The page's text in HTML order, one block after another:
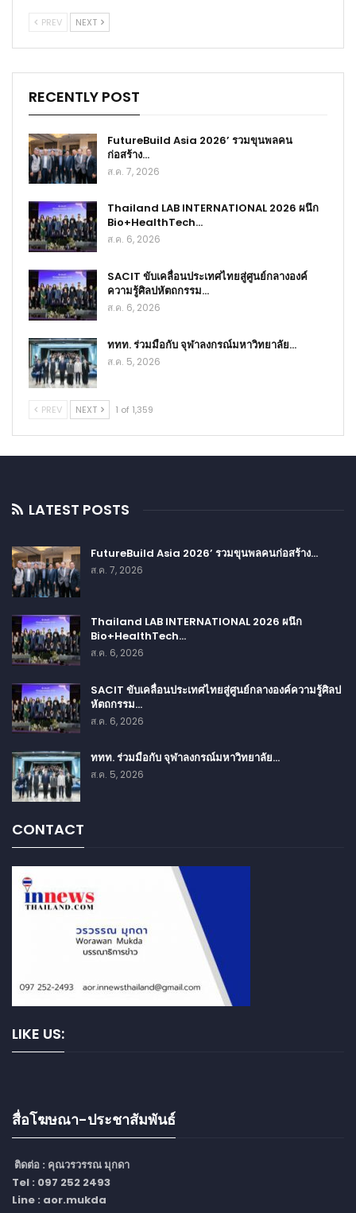
PREV NEXT
RECENTLY POST
FutureBuild Asia 2026’ รวมขุนพลคน
ก่อสร้าง…
ส.ค. 7, 2026
Thailand LAB INTERNATIONAL 2026 ผนึก
Bio+HealthTech…
ส.ค. 6, 2026
SACIT ขับเคลื่อนประเทศไทยสู่ศูนย์กลางองค์
ความรู้ศิลปหัตถกรรม…
ส.ค. 6, 2026
ททท. ร่วมมือกับ จุฬาลงกรณ์มหาวิทยาลัย…
ส.ค. 5, 2026
PREV NEXT 1 of 1,359
LATEST POSTS
FutureBuild Asia 2026’ รวมขุนพลคนก่อสร้าง…
ส.ค. 7, 2026
Thailand LAB INTERNATIONAL 2026 ผนึก
Bio+HealthTech…
ส.ค. 6, 2026
SACIT ขับเคลื่อนประเทศไทยสู่ศูนย์กลางองค์ความรู้ศิลป
หัตถกรรม…
ส.ค. 6, 2026
ททท. ร่วมมือกับ จุฬาลงกรณ์มหาวิทยาลัย…
ส.ค. 5, 2026
CONTACT
LIKE US:
สื่อโฆษณา-ประชาสัมพันธ์
ติดต่อ : คุณวรวรรณ มุกดา
Tel : 097 252 2493
Line : aor.mukda